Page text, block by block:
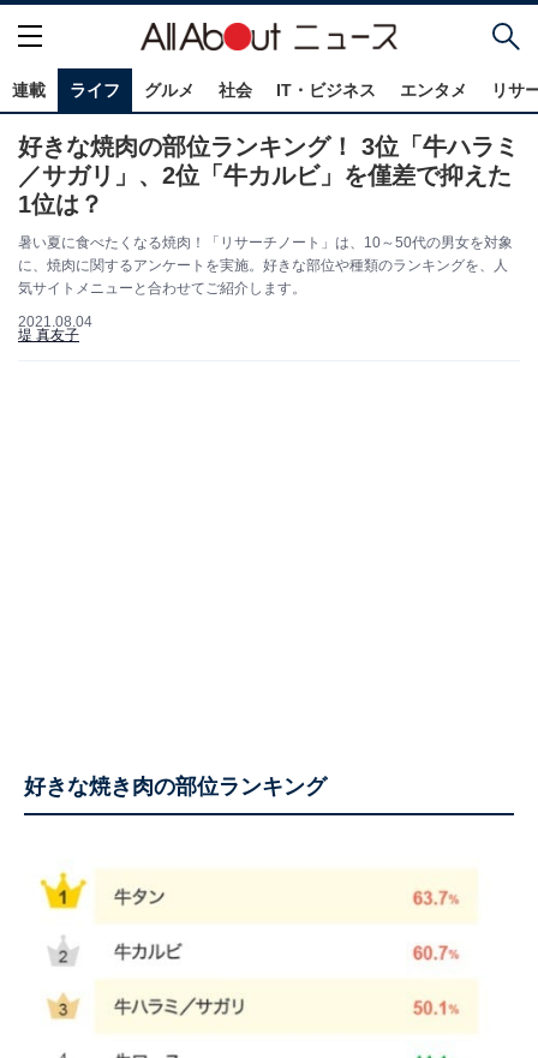
連載 ライフ グルメ 社会 IT・ビジネス エンタメ リサ
好きな焼肉の部位ランキング！ 3位「牛ハラミ
／サガリ」、2位「牛カルビ」を僅差で抑えた
1位は？
暑い夏に食べたくなる焼肉！「リサーチノート」は、10～50代の男女を対象
に、焼肉に関するアンケートを実施。好きな部位や種類のランキングを、人
気サイトメニューと合わせてご紹介します。
2021.08.04
堤 真友子
好きな焼き肉の部位ランキング